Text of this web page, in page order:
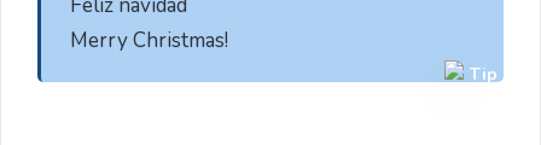
Merry Christmas!
Tip